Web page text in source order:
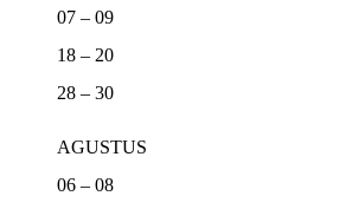
07 – 09
18 – 20
28 – 30
AGUSTUS
06 – 08